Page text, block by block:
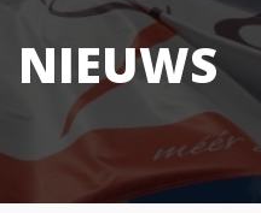
NIEUWS